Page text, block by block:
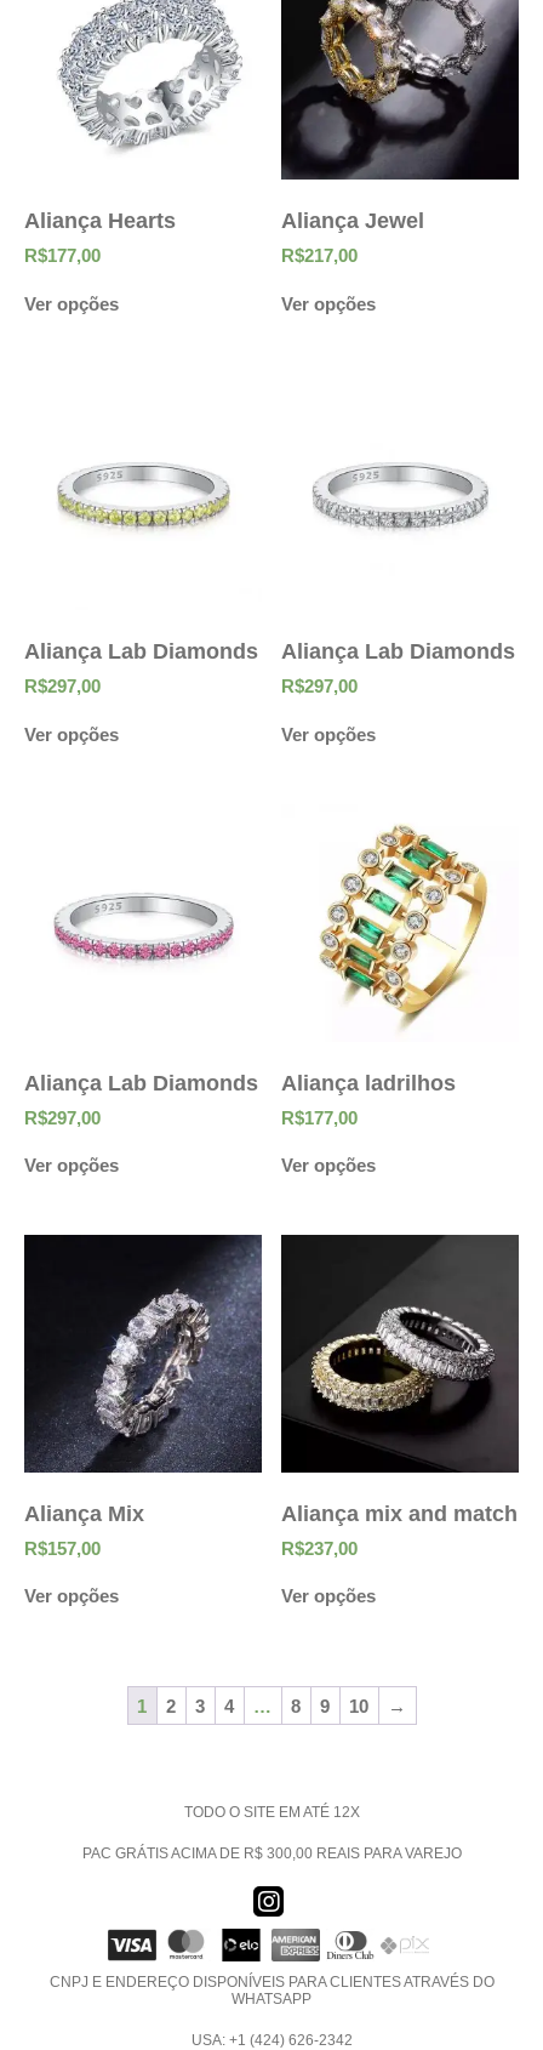
Aliança Hearts
R$177,00
Ver opções
Aliança Jewel
R$217,00
Ver opções
Aliança Lab Diamonds
R$297,00
Ver opções
Aliança Lab Diamonds
R$297,00
Ver opções
Aliança Lab Diamonds
R$297,00
Ver opções
Aliança ladrilhos
R$177,00
Ver opções
Aliança Mix
R$157,00
Ver opções
Aliança mix and match
R$237,00
Ver opções
1 2 3 4 … 8 9 10 →
TODO O SITE EM ATÉ 12X
PAC GRÁTIS ACIMA DE R$ 300,00 REAIS PARA VAREJO
CNPJ E ENDEREÇO DISPONÍVEIS PARA CLIENTES ATRAVÉS DO
WHATSAPP
USA: +1 (424) 626-2342